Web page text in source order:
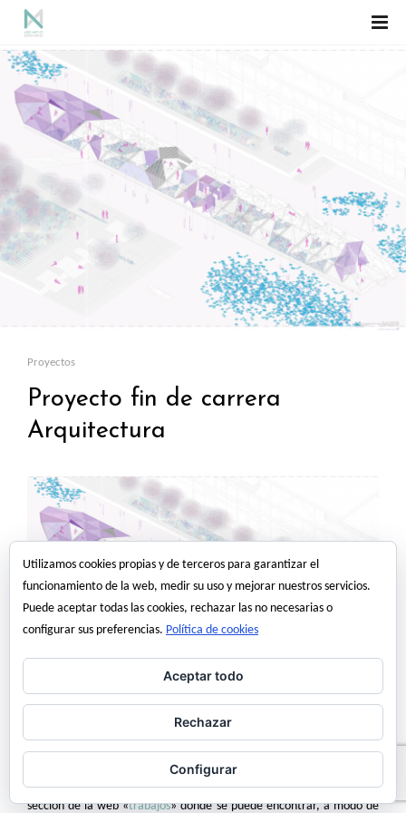
Proyectos
Proyecto fin de carrera
Arquitectura
Aunque hace un tiempo que lo publicamos en la web deThings
todavía no había publicado por aquí mi proyecto fin de
carrera de arquitectura, lo hago ahora aprovechando la nueva
sección de la web «trabajos» donde se puede encontrar, a modo de
Utilizamos cookies propias y de terceros para garantizar el
funcionamiento de la web, medir su uso y mejorar nuestros servicios.
Puede aceptar todas las cookies, rechazar las no necesarias o
configurar sus preferencias. Política de cookies
Aceptar todo
Rechazar
Configurar